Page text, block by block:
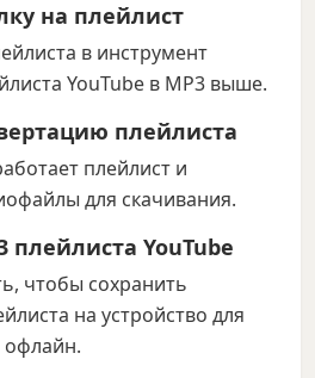
на плейлист
в инструмент
YouTube в MP3 выше.
плейлиста
плейлист и
для скачивания.
плейлиста YouTube
чтобы сохранить
на устройство для